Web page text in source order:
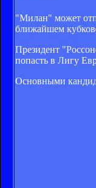
"Милан" может
ближайшем
Президент
попасть в Лигу
Основными